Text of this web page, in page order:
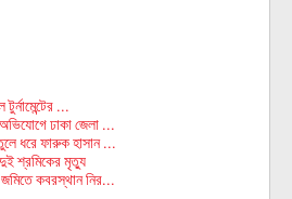
...
ঢাকা জেলা ...
ধরে ফারুক হাসান ...
দুই শ্রমিকের মৃত্যু
কবরস্থান নির...